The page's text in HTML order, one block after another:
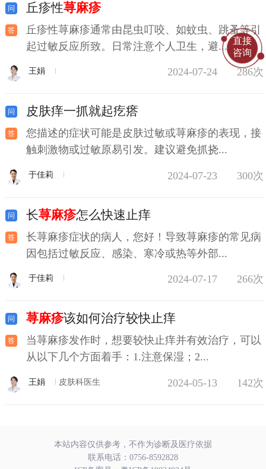
丘疹性荨麻疹
丘疹性荨麻疹通常由昆虫叮咬、如蚊虫、跳蚤等引
起过敏反应所致。日常注意个人卫生，避...
王娟 2024-07-24 286次
皮肤痒一抓就起疙瘩
您描述的症状可能是皮肤过敏或荨麻疹的表现，接
触刺激物或过敏原易引发。建议避免抓挠...
于佳莉 2024-07-23 300次
长荨麻疹怎么快速止痒
长荨麻疹症状的病人，您好！导致荨麻疹的常见病
因包括过敏反应、感染、寒冷或热等外部...
于佳莉 2024-07-17 266次
荨麻疹该如何治疗较快止痒
当荨麻疹发作时，想要较快止痒并有效治疗，可以
从以下几个方面着手：1.注意保湿；2...
王娟 皮肤科医生 2024-05-13 142次
本站内容仅供参考，不作为诊断及医疗依据
联系电话： 0756-8592828
直接
咨询